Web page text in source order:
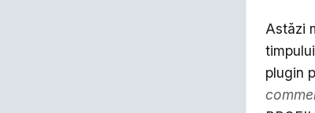
Astăzi
plugin